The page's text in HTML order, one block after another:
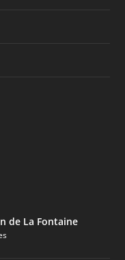
de La Fontaine